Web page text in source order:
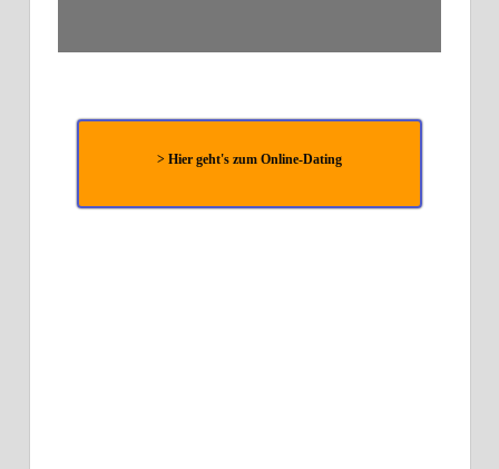
> Hier geht's zum Online-Dating